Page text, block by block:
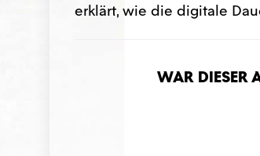
erklärt, wie die digitale
War dieser